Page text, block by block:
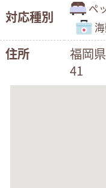
対応種別 ペ
住所
福岡
41